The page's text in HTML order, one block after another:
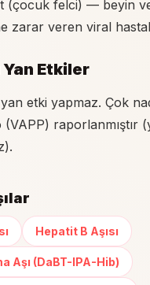
(çocuk felci) — beyin
zarar veren viral
Yan Etkiler
etki yapmaz. Çok
raporlanmıştır
Hepatit B Aşısı
Aşı (DaBT-IPA-Hib)